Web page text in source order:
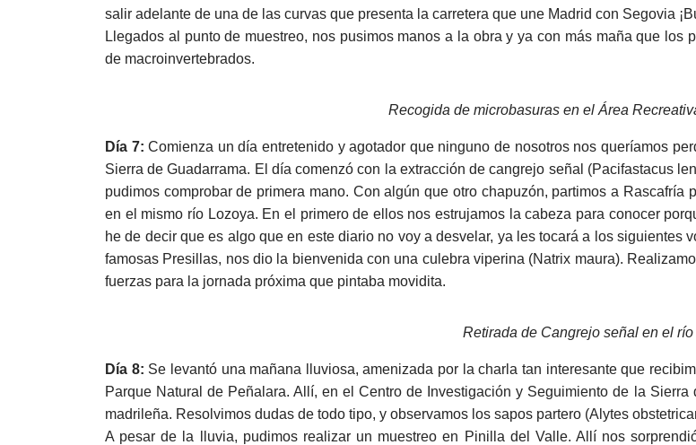
salir adelante de una de las curvas que presenta la carretera que une Madrid con Segovia
Llegados al punto de muestreo, nos pusimos manos a la obra y ya con más maña que los
de macroinvertebrados.
Recogida de microbasuras en el Área
Día 7: Comienza un día entretenido y agotador que ninguno de nosotros nos queríamos
Sierra de Guadarrama. El día comenzó con la extracción de cangrejo señal (Pacifastacus
pudimos comprobar de primera mano. Con algún que otro chapuzón, partimos a
en el mismo río Lozoya. En el primero de ellos nos estrujamos la cabeza para conocer
he de decir que es algo que en este diario no voy a desvelar, ya les tocará a los
famosas Presillas, nos dio la bienvenida con una culebra viperina (Natrix maura).
fuerzas para la jornada próxima que pintaba movidita.
Retirada de Cangrejo señal en el río
Día 8: Se levantó una mañana lluviosa, amenizada por la charla tan interesante que
Parque Natural de Peñalara. Allí, en el Centro de Investigación y Seguimiento de la
madrileña. Resolvimos dudas de todo tipo, y observamos los sapos partero (Alytes
A pesar de la lluvia, pudimos realizar un muestreo en Pinilla del Valle. Allí nos